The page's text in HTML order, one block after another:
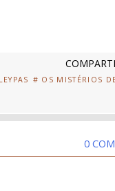
# OS MISTÉRIOS
0